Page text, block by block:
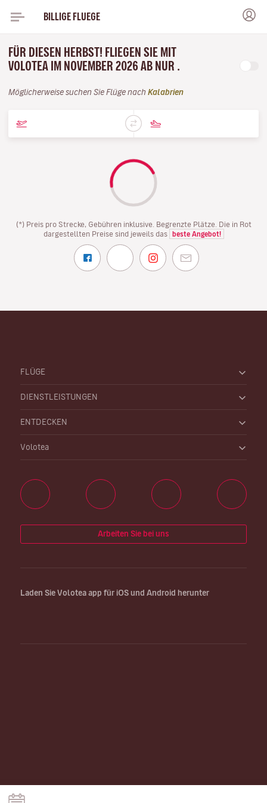
BILLIGE FLUEGE
FÜR DIESEN HERBST! FLIEGEN SIE MIT
VOLOTEA IM NOVEMBER 2026 AB NUR .
Möglicherweise suchen Sie Flüge nach Kalabrien
(*) Preis pro Strecke, Gebühren inklusive. Begrenzte Plätze. Die in Rot
dargestellten Preise sind jeweils das
beste Angebot!
FLÜGE
DIENSTLEISTUNGEN
ENTDECKEN
Volotea
Arbeiten Sie bei uns
Laden Sie Volotea app für iOS und Android herunter